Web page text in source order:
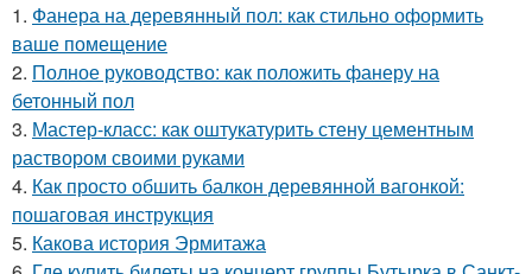
1. Фанера на деревянный пол: как стильно оформить
ваше помещение
2. Полное руководство: как положить фанеру на
бетонный пол
3. Мастер-класс: как оштукатурить стену цементным
раствором своими руками
4. Как просто обшить балкон деревянной вагонкой:
пошаговая инструкция
5. Какова история Эрмитажа